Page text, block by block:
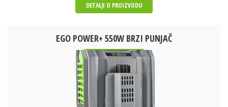
DETALJI O PROIZVODU
EGO POWER+ 550W BRZI PUNJAČ